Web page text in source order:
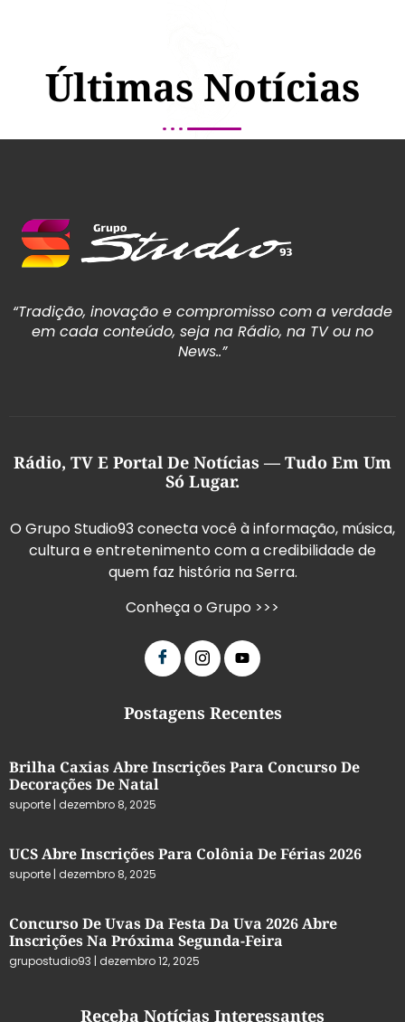
Últimas Notícias
“Tradição, inovação e compromisso com a verdade
em cada conteúdo, seja na Rádio, na TV ou no
News..”
Rádio, TV E Portal De Notícias — Tudo Em Um
Só Lugar.
O Grupo Studio93 conecta você à informação, música,
cultura e entretenimento com a credibilidade de
quem faz história na Serra.
Conheça o Grupo >>>
Postagens Recentes
Brilha Caxias Abre Inscrições Para Concurso De
Decorações De Natal
suporte dezembro 8, 2025
UCS Abre Inscrições Para Colônia De Férias 2026
suporte dezembro 8, 2025
Concurso De Uvas Da Festa Da Uva 2026 Abre
Inscrições Na Próxima Segunda-Feira
grupostudio93 dezembro 12, 2025
Receba Notícias Interessantes